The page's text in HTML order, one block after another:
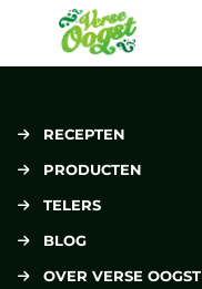
Verse Oogst
RECEPTEN
PRODUCTEN
TELERS
BLOG
OVER VERSE OOGST